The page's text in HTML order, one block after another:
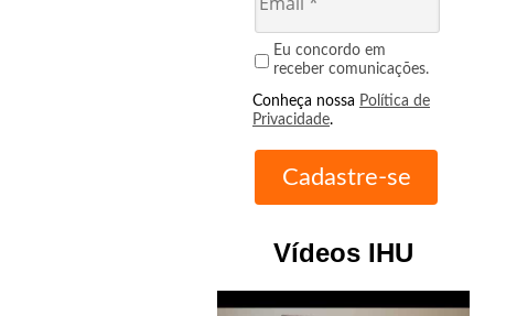
Eu concordo em
receber comunicações.
Conheça nossa Política de
Privacidade.
Vídeos IHU